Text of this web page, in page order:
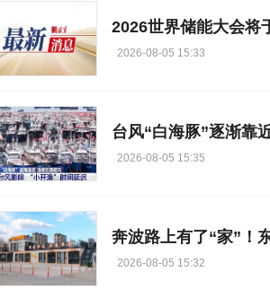
2026世界储能大会将
2026-08-05 15:33
台风“白海豚”逐渐靠
2026-08-05 15:35
奔波路上有了“家”！
2026-08-05 15:32